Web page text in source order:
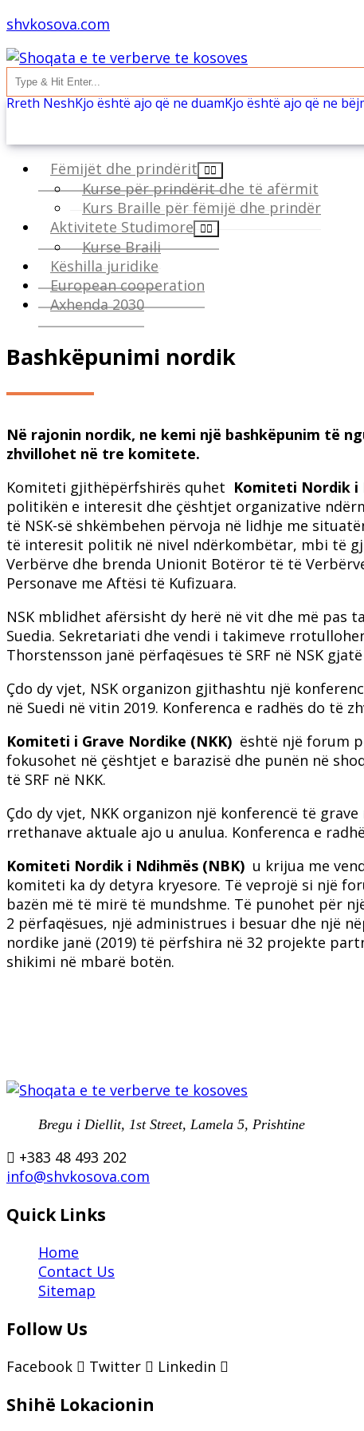
shvkosova.com
Rreth NeshKjo është ajo që ne duamKjo është ajo që ne
Fëmijët dhe prindërit
Kurse për prindërit dhe të afërmit
Kurs Braille për fëmijë dhe prindër
Aktivitete Studimore
Kurse Braili
Këshilla juridike
European cooperation
Axhenda 2030
Bashkëpunimi nordik
Në rajonin nordik, ne kemi një bashkëpunim të
zhvillohet në tre komitete.
Komiteti gjithëpërfshirës quhet Komiteti Nordik i
politikën e interesit dhe çështjet organizative
të NSK-së shkëmbehen përvoja në lidhje me
të interesit politik në nivel ndërkombëtar, mbi të
Verbërve dhe brenda Unionit Botëror të të
Personave me Aftësi të Kufizuara.
NSK mblidhet afërsisht dy herë në vit dhe më pas
Suedia. Sekretariati dhe vendi i takimeve
Thorstensson janë përfaqësues të SRF në NSK
Çdo dy vjet, NSK organizon gjithashtu një
në Suedi në vitin 2019. Konferenca e radhës do të
Komiteti i Grave Nordike (NKK) është një forum
fokusohet në çështjet e barazisë dhe punën në
të SRF në NKK.
Çdo dy vjet, NKK organizon një konferencë të
rrethanave aktuale ajo u anulua. Konferenca e
Komiteti Nordik i Ndihmës (NBK) u krijua me
komiteti ka dy detyra kryesore. Të veprojë si një
bazën më të mirë të mundshme. Të punohet për
2 përfaqësues, një administrues i besuar dhe një
nordike janë (2019) të përfshira në 32 projekte
shikimi në mbarë botën.
Bregu i Diellit, 1st Street, Lamela 5, Prishtine
+383 48 493 202
info@shvkosova.com
Quick Links
Home
Contact Us
Sitemap
Follow Us
Facebook Twitter Linkedin
Shihë Lokacionin